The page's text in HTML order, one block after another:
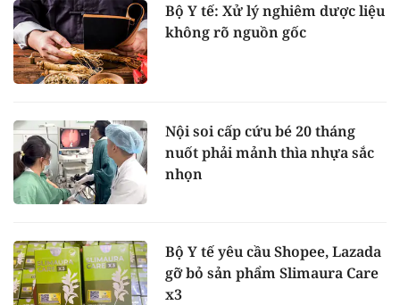
Bộ Y tế: Xử lý nghiêm dược liệu
không rõ nguồn gốc
Nội soi cấp cứu bé 20 tháng
nuốt phải mảnh thìa nhựa sắc
nhọn
Bộ Y tế yêu cầu Shopee, Lazada
gỡ bỏ sản phẩm Slimaura Care
x3